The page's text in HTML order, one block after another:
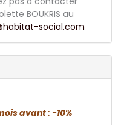
BOUKRIS au
social.com
avant : -10%